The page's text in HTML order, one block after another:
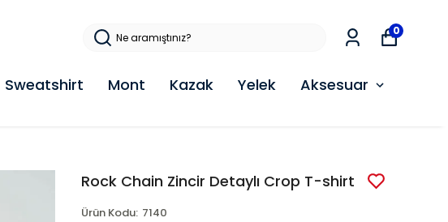
Sweatshirt Mont Kazak Yelek Aksesuar
0
Rock Chain Zincir Detaylı Crop T-shirt
Ürün Kodu: 7140